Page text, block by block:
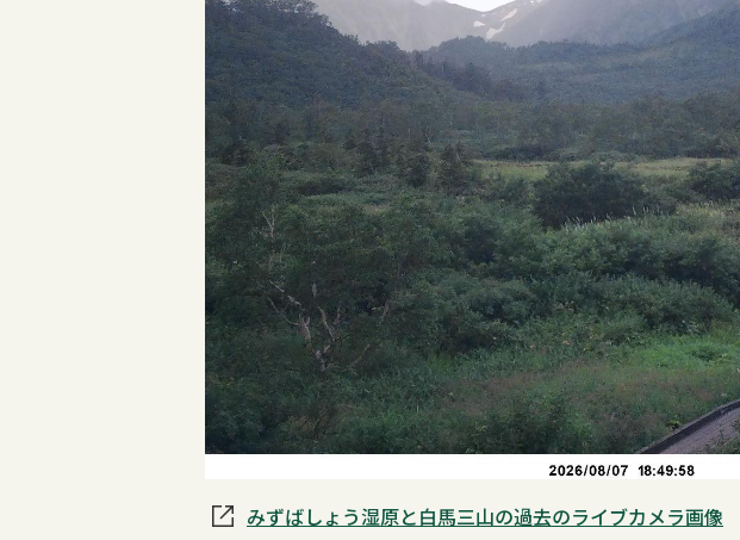
みずばしょう湿原と白馬三山の過去のライブカメラ画像